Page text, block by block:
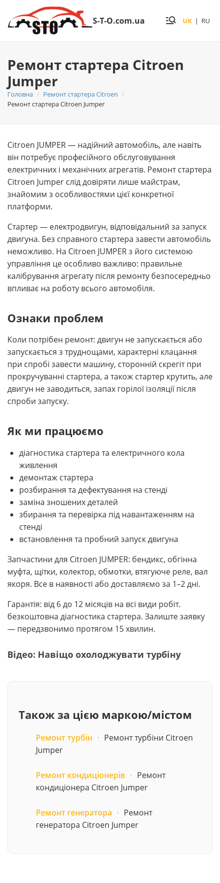
S-T-O.com.ua UK | RU
Ремонт стартера Citroen
Jumper
Головна
Ремонт стартера Citroen
Ремонт стартера Citroen Jumper
Citroen JUMPER — надійний автомобіль, але навіть
він потребує професійного обслуговування
електричних і механічних агрегатів. Ремонт стартера
Citroen Jumper слід довіряти лише майстрам,
знайомим з особливостями цієї конкретної
платформи.
Стартер — електродвигун, відповідальний за запуск
двигуна. Без справного стартера завести автомобіль
неможливо. На Citroen JUMPER з його системою
управління це особливо важливо: правильне
калібрування агрегату після ремонту безпосередньо
впливає на роботу всього автомобіля.
Ознаки проблем
Коли потрібен ремонт: двигун не запускається або
запускається з труднощами, характерні клацання
при спробі завести машину, сторонній скрегіт при
прокручуванні стартера, а також стартер крутить, але
двигун не заводиться, запах горілої ізоляції після
спроби запуску.
Як ми працюємо
діагностика стартера та електричного кола
живлення
демонтаж стартера
розбирання та дефектування на стенді
заміна зношених деталей
збирання та перевірка під навантаженням на
стенді
встановлення та пробний запуск двигуна
Запчастини для Citroen JUMPER: бендикс, обгінна
муфта, щітки, колектор, обмотки, втягуюче реле, вал
якоря. Все в наявності або доставляємо за 1–2 дні.
Гарантія: від 6 до 12 місяців на всі види робіт.
безкоштовна діагностика стартера. Залиште заявку
— передзвонимо протягом 15 хвилин.
Відео: Навіщо охолоджувати турбіну
Також за цією маркою/містом
Ремонт турбін · Ремонт турбіни Citroen
Jumper
Ремонт кондиціонерів · Ремонт
кондиціонера Citroen Jumper
Ремонт генератора · Ремонт
генератора Citroen Jumper